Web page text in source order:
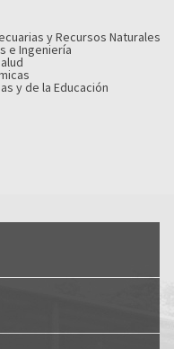
y Recursos Naturales
e Ingeniería
y de la Educación